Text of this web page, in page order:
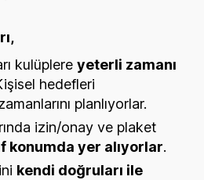
kulüplere yeterli zamanı
hedefleri
planlıyorlar.
izin/onay ve plaket
konumda yer alıyorlar.
kendi doğruları ile